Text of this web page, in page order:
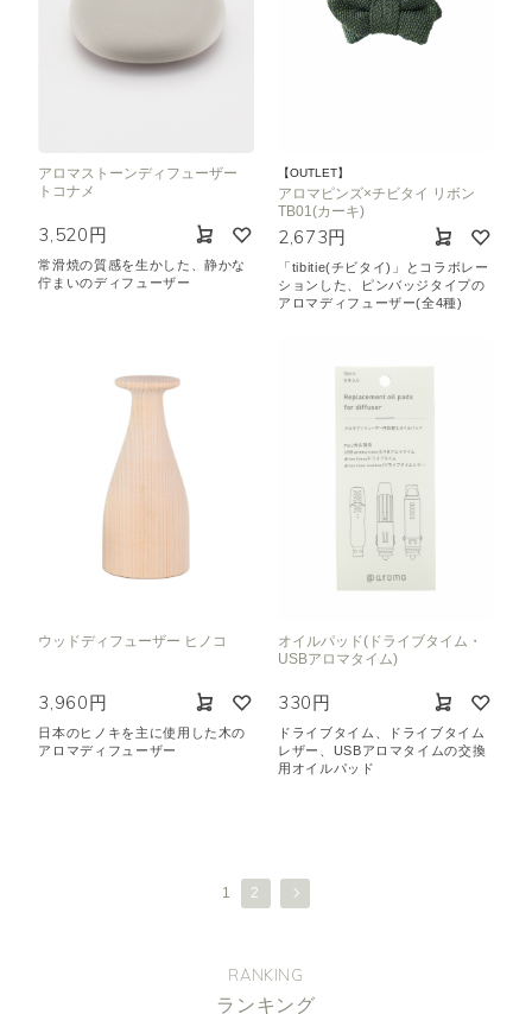
アロマストーンディフューザー
トコナメ
3,520円
常滑焼の質感を生かした、静かな
佇まいのディフューザー
【OUTLET】
アロマピンズ×チビタイ リボン
TB01(カーキ)
2,673円
「tibitie(チビタイ)」とコラボレー
ションした、ピンバッジタイプの
アロマディフューザー(全4種)
ウッドディフューザー ヒノコ
3,960円
日本のヒノキを主に使用した木の
アロマディフューザー
オイルパッド(ドライブタイム・
USBアロマタイム)
330円
ドライブタイム、ドライブタイム
レザー、USBアロマタイムの交換
用オイルパッド
1 2
RANKING
ランキング